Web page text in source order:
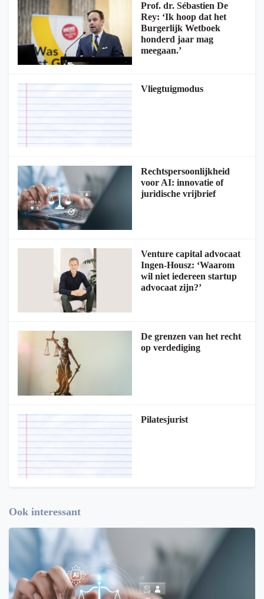
Prof. dr. Sébastien De
Rey: ‘Ik hoop dat het
Burgerlijk Wetboek
honderd jaar mag
meegaan.’
Vliegtuigmodus
Rechtspersoonlijkheid
voor AI: innovatie of
juridische vrijbrief
Venture capital advocaat
Ingen-Housz: ‘Waarom
wil niet iedereen startup
advocaat zijn?’
De grenzen van het recht
op verdediging
Pilatesjurist
Ook interessant